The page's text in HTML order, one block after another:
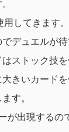
してきます。
デュエルが
ストック技
大きいカード
す。
が出現するの